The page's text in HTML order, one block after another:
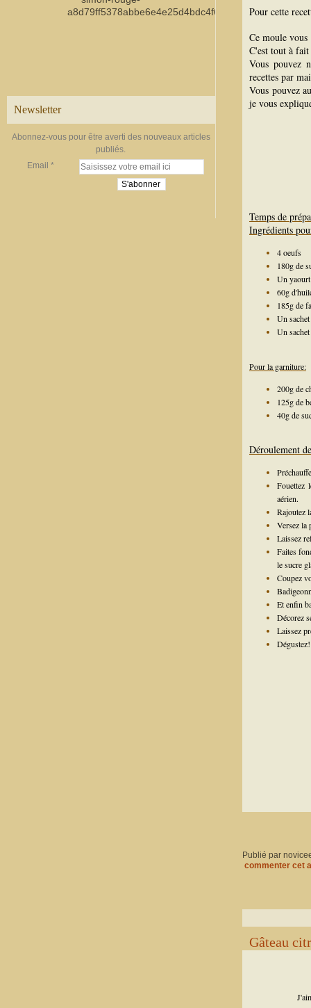
Newsletter
Abonnez-vous pour être averti des nouveaux articles
publiés.
Email
Pour cette
Ce moule vous
C'est tout à
Vous pouvez
recettes par
Vous pouvez
je vous
Temps de
Ingrédients
4 oeufs
180g de
Un yaourt
60g
185g de
Un
Un
Pour la garniture:
200g de
125g de
40g de
Déroulement
Fouettez
aérien.
Rajoutez
Versez la
Laissez
Faites
le sucre
Coupez
Et enfin
Décorez
Laissez
Dégustez!
Publié par
commenter cet
Gâteau